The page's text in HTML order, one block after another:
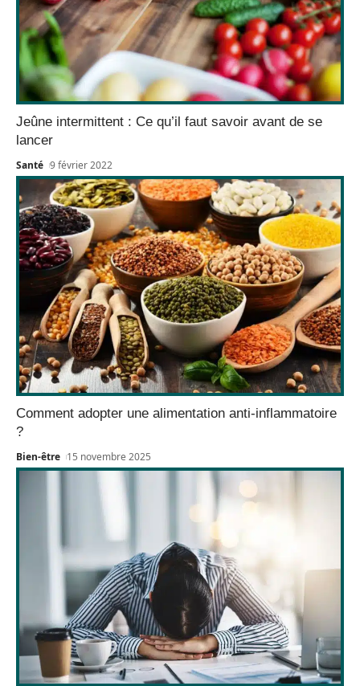
Jeûne intermittent : Ce qu’il faut savoir avant de se
lancer
Santé 9 février 2022
Comment adopter une alimentation anti-inflammatoire
?
Bien-être 15 novembre 2025